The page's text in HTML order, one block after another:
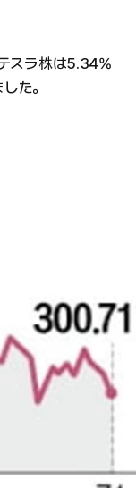
スラ株は5.34%
た。